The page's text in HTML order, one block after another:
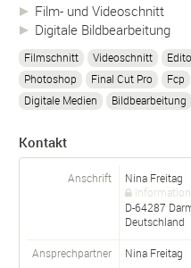
Film- und Videoschnitt
Digitale Bildbearbeitung
Filmschnitt Videoschnitt
Photoshop
Final Cut Pro Fcp
Digitale Medien
Bildbearbeitung
Kontakt
Anschrift
Nina Freitag
D-64287
Deutschland
Ansprechpartner Nina Freitag